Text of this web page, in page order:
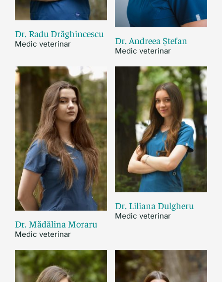
Dr. Radu Drăghincescu
Medic veterinar Dr. Andreea Ștefan
Medic veterinar
Dr. Mădălina Moraru
Medic veterinar
Dr. Liliana Dulgheru
Medic veterinar